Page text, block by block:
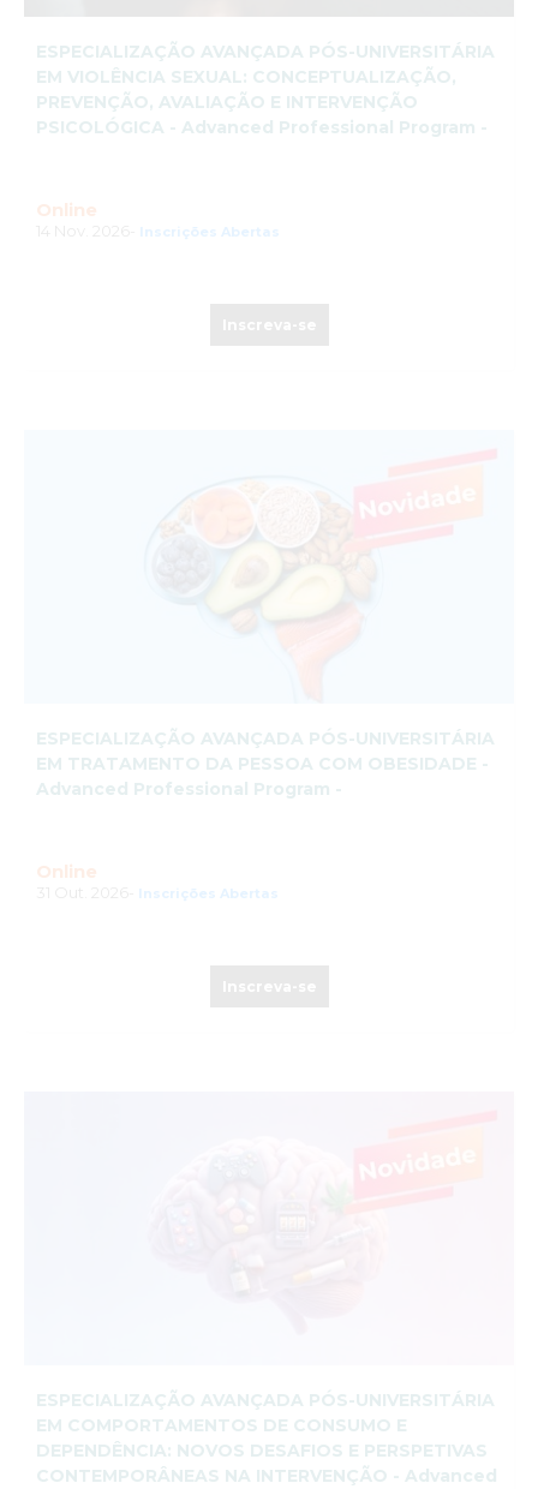
ESPECIALIZAÇÃO AVANÇADA PÓS-UNIVERSITÁRIA
EM VIOLÊNCIA SEXUAL: CONCEPTUALIZAÇÃO,
PREVENÇÃO, AVALIAÇÃO E INTERVENÇÃO
PSICOLÓGICA - Advanced Professional Program -
Online
Inscrições Abertas
ESPECIALIZAÇÃO AVANÇADA PÓS-UNIVERSITÁRIA
EM TRATAMENTO DA PESSOA COM OBESIDADE -
Advanced Professional Program -
Online
Inscrições Abertas
ESPECIALIZAÇÃO AVANÇADA PÓS-UNIVERSITÁRIA
EM COMPORTAMENTOS DE CONSUMO E
DEPENDÊNCIA: NOVOS DESAFIOS E PERSPETIVAS
CONTEMPORÂNEAS NA INTERVENÇÃO - Advanced